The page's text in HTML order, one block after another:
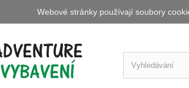
Webové stránky používají soubory